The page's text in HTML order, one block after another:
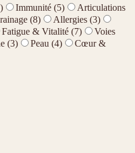
) Immunité (5)
Articulations
(8) Allergies (3)
Fatigue & Vitalité (7)
Voies
(3) Peau (4)
Cœur &